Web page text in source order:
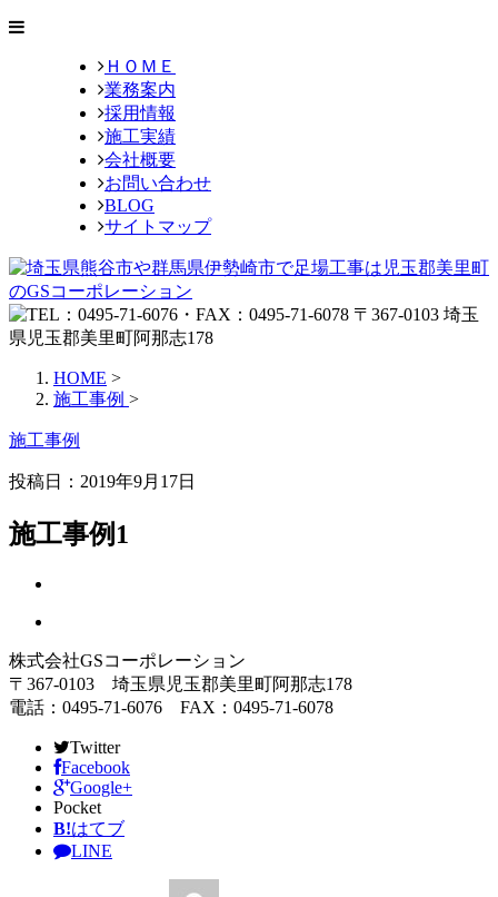
ＨＯＭＥ
業務案内
採用情報
施工実績
会社概要
お問い合わせ
BLOG
サイトマップ
HOME >
施工事例 >
施工事例
投稿日：2019年9月17日
施工事例1
株式会社GSコーポレーション
〒367-0103 埼玉県児玉郡美里町阿那志178
電話：0495-71-6076 FAX：0495-71-6078
Twitter
Facebook
Google+
Pocket
B!はてブ
LINE